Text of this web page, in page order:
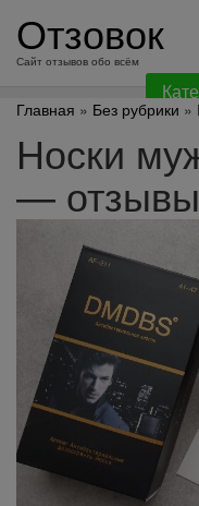
содержанию
Отзовок
Сайт отзывов обо всём
Главная » Без рубрики »
Носки
— отзывы